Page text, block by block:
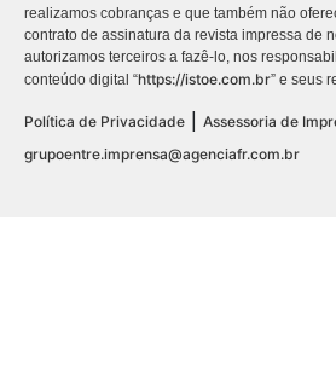
realizamos cobranças e que também não
contrato de assinatura da revista impressa de
autorizamos terceiros a fazê-lo, nos
conteúdo digital “https://istoe.com.br” e seus
Política de Privacidade
Assessoria de
grupoentre.imprensa@agenciafr.com.br